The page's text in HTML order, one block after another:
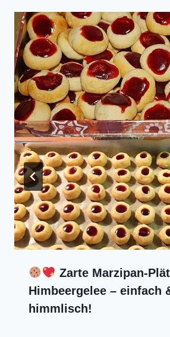
Zarte Marzipan-
Himbeergelee – einfach
himmlisch!